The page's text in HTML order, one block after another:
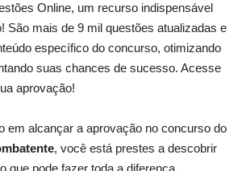
Online, um recurso indispensável
São mais de 9 mil questões atualizadas e
específico do concurso, otimizando
suas chances de sucesso. Acesse
aprovação!
em alcançar a aprovação no concurso do
, você está prestes a descobrir